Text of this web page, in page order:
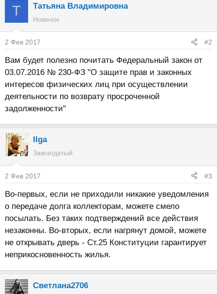
Т Татьяна Владимировна
Новичок
2 Фев 2017 #2
Вам будет полезно почитать Федеральный закон от
03.07.2016 № 230-ФЗ "О защите прав и законных
интересов физических лиц при осуществлении
деятельности по возврату просроченной
задолженности"
Ilga
Завсегдатый
2 Фев 2017 #3
Во-первых, если не приходили никакие уведомления
о передаче долга коллекторам, можете смело
посылать. Без таких подтверждений все действия
незаконны. Во-вторых, если нагрянут домой, можете
не открывать дверь - Ст.25 Конституции гарантирует
неприкосновенность жилья.
Светлана2706